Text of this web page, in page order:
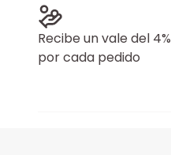
Recibe un vale del 4%
por cada pedido